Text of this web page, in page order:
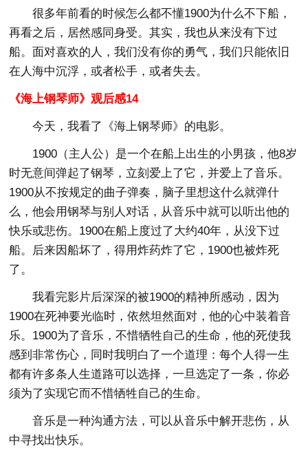
很多年前看的时候怎么都不懂1900为什么不下船，
再看之后，居然感同身受。其实，我也从来没有下过
船。面对喜欢的人，我们没有你的勇气，我们只能依旧
在人海中沉浮，或者松手，或者失去。
《海上钢琴师》观后感14
今天，我看了《海上钢琴师》的电影。
1900（主人公）是一个在船上出生的小男孩，他8岁
时无意间弹起了钢琴，立刻爱上了它，并爱上了音乐。
1900从不按规定的曲子弹奏，脑子里想这什么就弹什
么，他会用钢琴与别人对话，从音乐中就可以听出他的
快乐或悲伤。1900在船上度过了大约40年，从没下过
船。后来因船坏了，得用炸药炸了它，1900也被炸死
了。
我看完影片后深深的被1900的精神所感动，因为
1900在死神要光临时，依然坦然面对，他的心中装着音
乐。1900为了音乐，不惜牺牲自己的生命，他的死使我
感到非常伤心，同时我明白了一个道理：每个人得一生
都有许多条人生道路可以选择，一旦选定了一条，你必
须为了实现它而不惜牺牲自己的生命。
音乐是一种沟通方法，可以从音乐中解开悲伤，从
中寻找出快乐。